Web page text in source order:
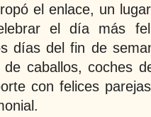
el enlace, un
el día más
días del fin de
de caballos, coches
con felices